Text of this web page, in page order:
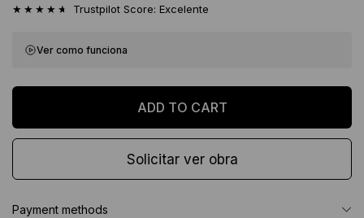
★★★★★ Trustpilot Score: Excelente
Ver como funciona
Solicitar ver obra
Payment methods